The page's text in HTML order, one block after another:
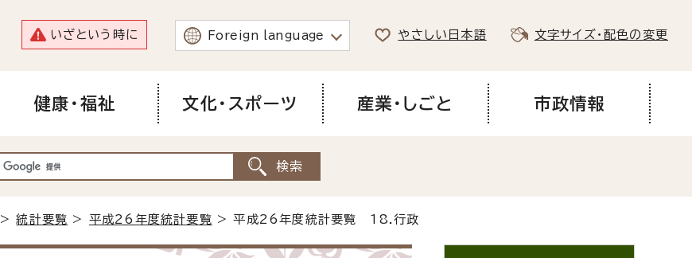
いざという時に Foreign language やさしい日本語 文字サイズ・配色の変更
健康・福祉 文化・スポーツ 産業・しごと 市政情報
>統計要覧 > 平成26年度統計要覧 > 平成26年度統計要覧 18.行政